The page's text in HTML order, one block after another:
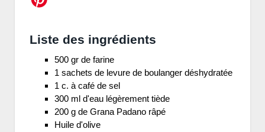
Liste des ingrédients
500 gr de farine
1 sachets de levure de boulanger déshydratée
1 c. à café de sel
300 ml d'eau légèrement tiède
200 g de Grana Padano râpé
Huile d'olive